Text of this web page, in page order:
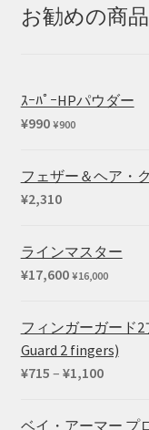
–
お勧めの商品
ｽｰﾊﾟｰHPパウダー
¥990 ¥900
フェザー＆ヘア・
¥2,310
ラインマスター
¥17,600 ¥16,000
フィンガーガード
Guard 2 fingers)
¥715 – ¥1,100価
帯:
ベイ・アーマー プ